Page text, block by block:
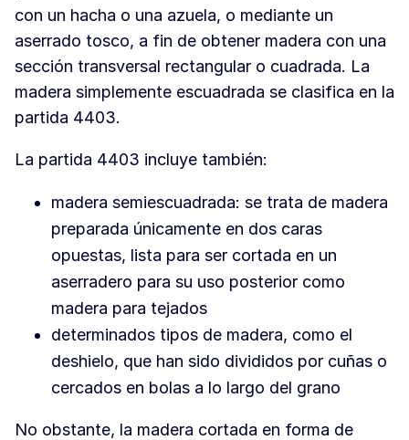
con un hacha o una azuela, o mediante un
aserrado tosco, a fin de obtener madera con una
sección transversal rectangular o cuadrada. La
madera simplemente escuadrada se clasifica en la
partida 4403.
La partida 4403 incluye también:
madera semiescuadrada: se trata de madera
preparada únicamente en dos caras
opuestas, lista para ser cortada en un
aserradero para su uso posterior como
madera para tejados
determinados tipos de madera, como el
deshielo, que han sido divididos por cuñas o
cercados en bolas a lo largo del grano
No obstante, la madera cortada en forma de